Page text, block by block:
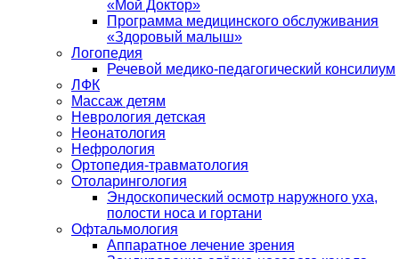
«Мой Доктор»
Программа медицинского обслуживания
«Здоровый малыш»
Логопедия
Речевой медико-педагогический консилиум
ЛФК
Массаж детям
Неврология детская
Неонатология
Нефрология
Ортопедия-травматология
Отоларингология
Эндоскопический осмотр наружного уха,
полости носа и гортани
Офтальмология
Аппаратное лечение зрения